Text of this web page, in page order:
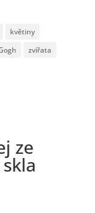
květiny
zvířata
ze